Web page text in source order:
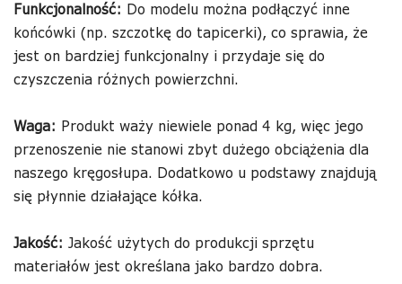
Funkcjonalność: Do modelu można podłączyć inne
końcówki (np. szczotkę do tapicerki), co sprawia, że
jest on bardziej funkcjonalny i przydaje się do
czyszczenia różnych powierzchni.
Waga: Produkt waży niewiele ponad 4 kg, więc jego
przenoszenie nie stanowi zbyt dużego obciążenia dla
naszego kręgosłupa. Dodatkowo u podstawy znajdują
się płynnie działające kółka.
Jakość: Jakość użytych do produkcji sprzętu
materiałów jest określana jako bardzo dobra.